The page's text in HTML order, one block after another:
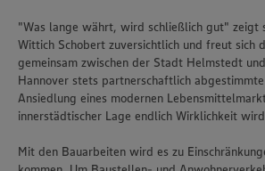
"Was lange währt, wird schließlich gut" zeigt
Wittich Schobert zuversichtlich und freut sich
gemeinsam zwischen der Stadt Helmstedt
Hannover stets partnerschaftlich
Ansiedlung eines modernen
innerstädtischer Lage endlich Wirklichkeit
Mit den Bauarbeiten wird es zu